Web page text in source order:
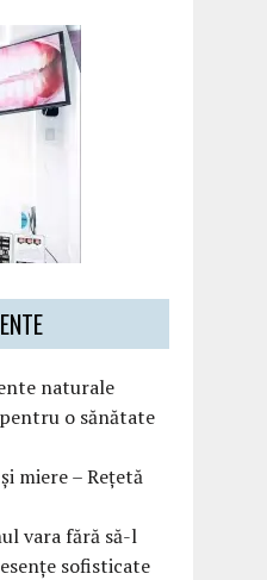
naturale
o sănătate
miere – Rețetă
vara fără să-l
sofisticate